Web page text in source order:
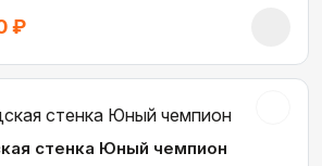
₽
стенка Юный чемпион